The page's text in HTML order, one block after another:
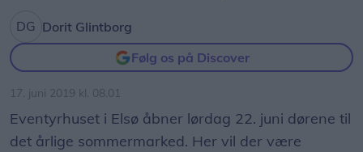
Dorit Glintborg
Følg os på Discover
17. juni 2019 kl. 08.01
Eventyrhuset i Elsø åbner lørdag 22. juni dørene til
det årlige sommermarked. Her vil der være